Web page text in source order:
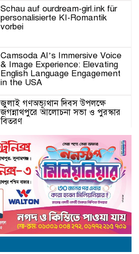
Schau auf ourdream-girl.ink für
personalisierte KI-Romantik
vorbei
Camsoda AI’s Immersive Voice
& Image Experience: Elevating
English Language Engagement
in the USA
জুলাই গণঅভ্যূথান দিবস উপলক্ষে
জগন্নাথপুরে আলোচনা সভা ও পুরস্কার
বিতরণ
যুক্তরাজ্যে মতবিনিময়সভায় এমপি
কয়ছর এম আহমেদ: জগন্নাথপুর-
শান্তিগঞ্জ আর কখনো অবহেলিত থাকবে
না
Come l’AI in Conversazione
Golove Mantiene Risposte
Naturali e Rapide
সিলেট শিক্ষা বোর্ডের নতুন চেয়ারম্যান